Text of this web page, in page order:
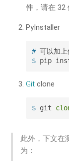
件，请在 32
PyInstaller
# 可以加
$ pip
Git clone
$ git
此外，下文在
为：